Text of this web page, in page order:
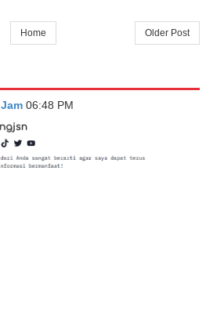
Older Post
Home
Jam 06:48 PM